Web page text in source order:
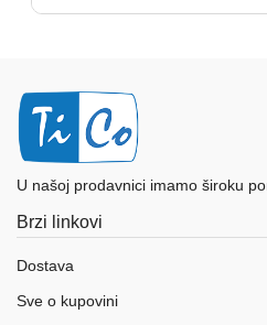
U našoj prodavnici imamo široku
Brzi linkovi
Dostava
Sve o kupovini